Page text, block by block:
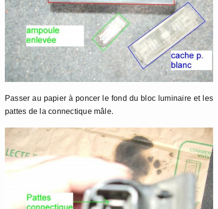
Passer au papier à poncer le fond du bloc luminaire et les
pattes de la connectique mâle.